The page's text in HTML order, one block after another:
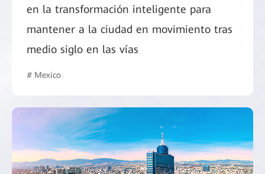
en la transformación inteligente para
mantener a la ciudad en movimiento tras
medio siglo en las vías
# Mexico